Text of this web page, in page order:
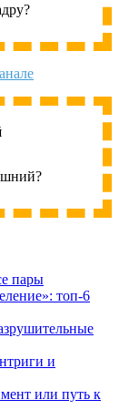
пары
топ-6
и
или путь к